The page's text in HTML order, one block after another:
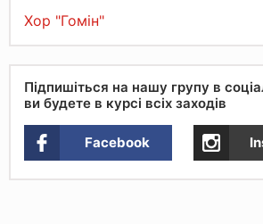
Хор "Гомін"
Підпишіться на нашу групу в
ви будете в курсі всіх заходів
Facebook